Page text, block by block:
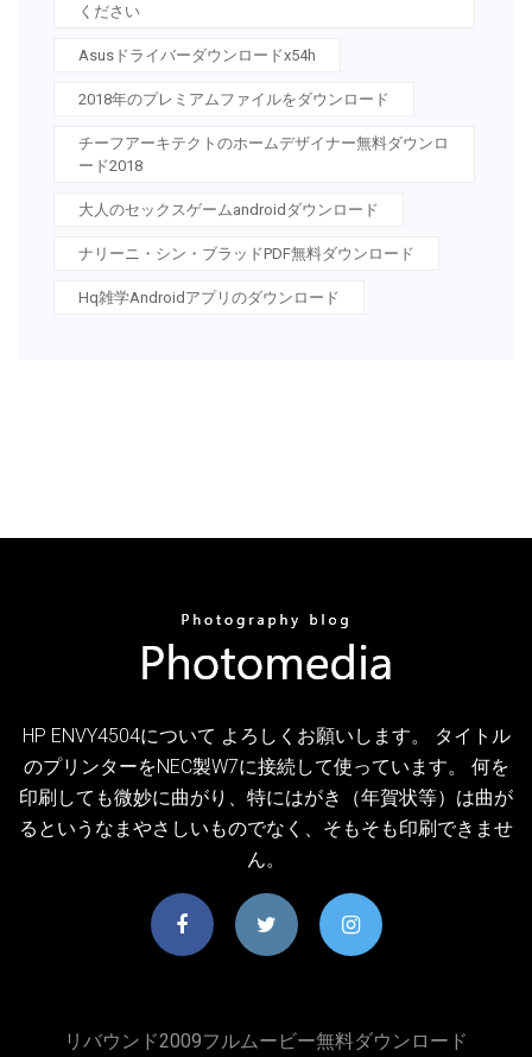
ください
Asusドライバーダウンロードx54h
2018年のプレミアムファイルをダウンロード
チーフアーキテクトのホームデザイナー無料ダウンロ
ード2018
大人のセックスゲームandroidダウンロード
ナリーニ・シン・ブラッドPDF無料ダウンロード
Hq雑学Androidアプリのダウンロード
HP ENVY4504について よろしくお願いします。 タイトル
のプリンターをNEC製W7に接続して使っています。 何を
印刷しても微妙に曲がり、特にはがき（年賀状等）は曲が
るというなまやさしいものでなく、そもそも印刷できませ
ん。
リバウンド2009フルムービー無料ダウンロード